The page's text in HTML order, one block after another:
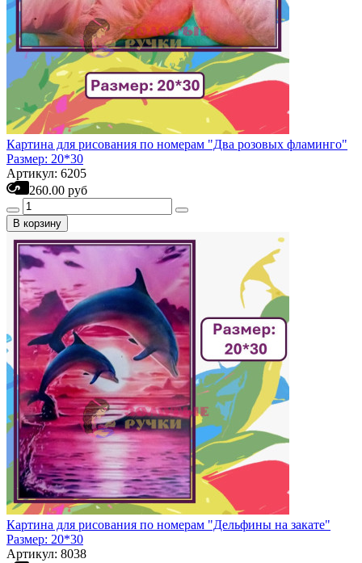
Картина для рисования по номерам "Два розовых фламинго"
Размер: 20*30
Артикул: 6205
260.00 руб
В корзину
Картина для рисования по номерам "Дельфины на закате"
Размер: 20*30
Артикул: 8038